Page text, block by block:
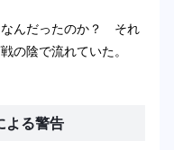
なんだったのか？ それ
の陰で流れていた。
よる警告